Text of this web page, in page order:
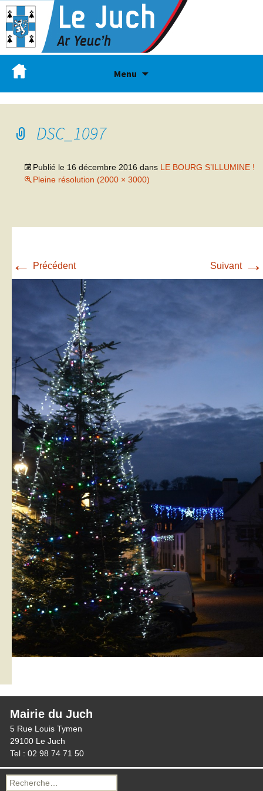
Menu
DSC_1097
Publié le 16 décembre 2016 dans LE BOURG S’ILLUMINE !
Pleine résolution (2000 × 3000)
← Précédent Suivant →
Mairie du Juch
5 Rue Louis Tymen
29100 Le Juch
Tel : 02 98 74 71 50
Recherche